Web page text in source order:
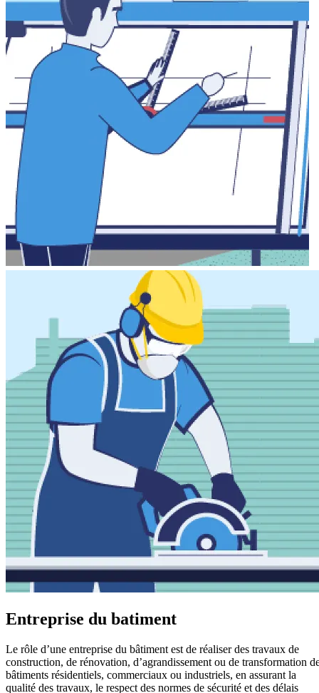
Entreprise du batiment
Le rôle d’une entreprise du bâtiment est de réaliser des travaux de
construction, de rénovation, d’agrandissement ou de transformation
bâtiments résidentiels, commerciaux ou industriels, en assurant la
qualité des travaux, le respect des normes de sécurité et des délais